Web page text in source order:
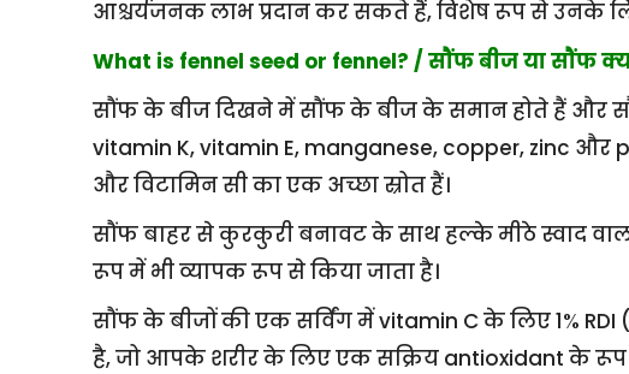
आश्चर्यजनक लाभ प्रदान कर सकते हैं, विशेष रूप से उनके
What is fennel seed or fennel? / सौंफ बीज या सौंफ
सौंफ के बीज दिखने में सौंफ के बीज के समान होते हैं और
vitamin K, vitamin E, manganese, copper, zinc
और विटामिन सी का एक अच्छा स्रोत हैं।
सौंफ बाहर से कुरकुरी बनावट के साथ हल्के मीठे स्वाद
रूप में भी व्यापक रूप से किया जाता है।
सौंफ के बीजों की एक सर्विंग में vitamin C के लिए 1%
है, जो आपके शरीर के लिए एक सक्रिय antioxidant के रूप